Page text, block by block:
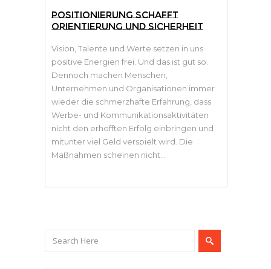
POSITIONIERUNG SCHAFFT
ORIENTIERUNG UND SICHERHEIT
Vision, Talente und Werte setzen in uns
positive Energien frei. Und das ist gut so.
Dennoch machen Menschen,
Unternehmen und Organisationen immer
wieder die schmerzhafte Erfahrung, dass
Werbe- und Kommunikationsaktivitäten
nicht den erhofften Erfolg einbringen und
mitunter viel Geld verspielt wird. Die
Maßnahmen scheinen nicht...